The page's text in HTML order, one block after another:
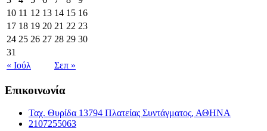
10 11 12 13 14 15 16
17 18 19 20 21 22 23
24 25 26 27 28 29 30
31
« Ιούλ
Σεπ »
Επικοινωνία
Ταχ. Θυρίδα 13794 Πλατείας Συντάγματος, ΑΘΗΝΑ
2107255063